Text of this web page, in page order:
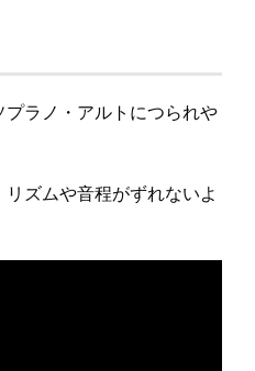
ラノ・アルトにつられや
ズムや音程がずれないよ